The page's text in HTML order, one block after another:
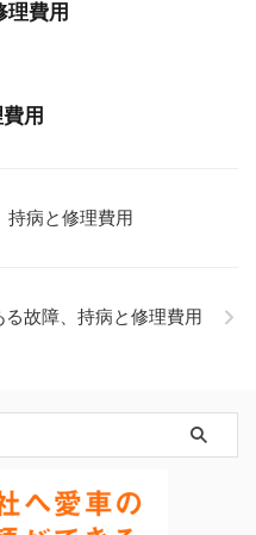
費用
用
持病と修理費用
故障、持病と修理費用